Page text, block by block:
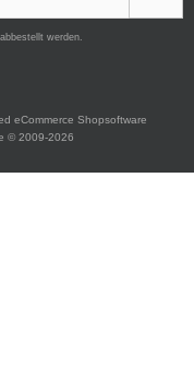
werden.
eCommerce Shopsoftware
© 2009-2026